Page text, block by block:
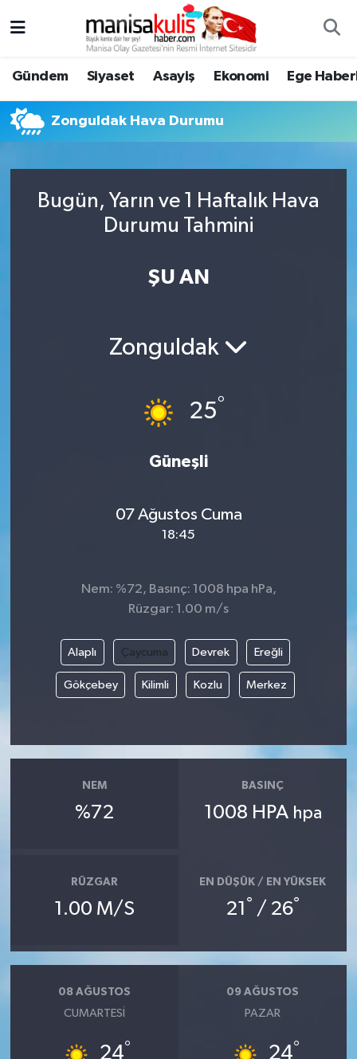
Gündem Siyaset Asayiş Ekonomi Ege
Zonguldak Hava Durumu
Bugün, Yarın ve 1 Haftalık Hava
Durumu Tahmini
ŞU AN
Zonguldak
25°
Güneşli
07 Ağustos Cuma
18:45
Nem: %72, Basınç: 1008 hpa hPa,
Rüzgar: 1.00 m/s
Alaplı Çaycuma Devrek Ereğli
Gökçebey Kilimli Kozlu Merkez
NEM
%72
BASINÇ
1008 HPA hpa
RÜZGAR
1.00 M/S
EN DÜŞÜK / EN YÜKSEK
21 ° / 26°
08 AĞUSTOS
CUMARTESI
24°
09 AĞUSTOS
PAZAR
24°
Ege Haberleri
Ekonomi
Yunusemre Hava Durumu
Yunusemre Trafik Yoğunluk Haritası
Tüm Manşetler